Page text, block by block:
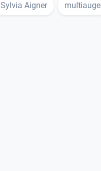
Sylvia Aigner multiauge